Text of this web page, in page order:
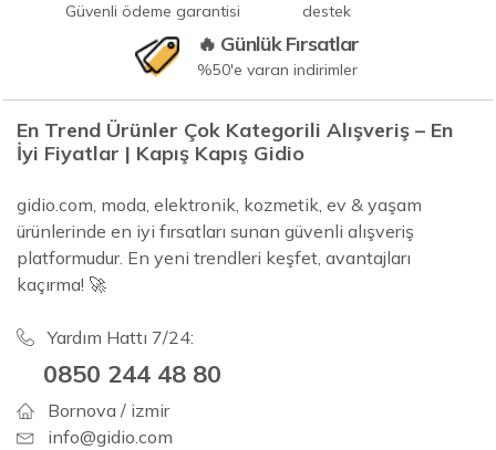
Güvenli ödeme garantisi
destek
🔥 Günlük Fırsatlar
%50'e varan indirimler
En Trend Ürünler Çok Kategorili Alışveriş – En
İyi Fiyatlar | Kapış Kapış Gidio
gidio.com, moda, elektronik, kozmetik, ev & yaşam
ürünlerinde en iyi fırsatları sunan güvenli alışveriş
platformudur. En yeni trendleri keşfet, avantajları
kaçırma! 🚀
Yardım Hattı 7/24:
0850 244 48 80
Bornova / izmir
info@gidio.com